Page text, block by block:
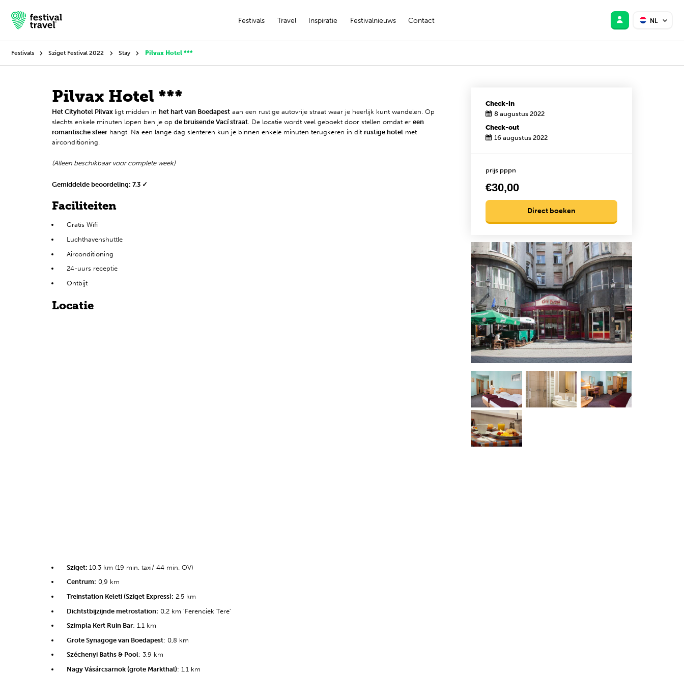
Festivals Travel Inspiratie Festivalnieuws Contact NL
Festivals
Travel
Inspiratie
Festivalnieuws
Contact
Mijn account
Engels
Festivals Sziget Festival 2022 Stay Pilvax Hotel ***
Pilvax Hotel ***
Het Cityhotel Pilvax ligt midden in het hart van Boedapest aan een rustige autovrije straat waar je heerlijk kunt wandelen. Op
slechts enkele minuten lopen ben je op de bruisende Vací straat . De locatie wordt veel geboekt door stellen omdat er een
romantische sfeer hangt. Na een lange dag slenteren kun je binnen enkele minuten terugkeren in dit rustige hotel met
airconditioning.
(Alleen beschikbaar voor complete week)
Gemiddelde beoordeling: 7,3 ✓
Faciliteiten
Gratis Wifi
Luchthavenshuttle
Airconditioning
24-uurs receptie
Ontbijt
Locatie
Sziget: 10,3 km (19 min. taxi/ 44 min. OV)
Centrum: 0,9 km
Treinstation Keleti (Sziget Express): 2,5 km
Dichtstbijzijnde metrostation: 0,2 km 'Ferenciek Tere'
Szimpla Kert Ruin Bar: 1,1 km
Grote Synagoge van Boedapest: 0,8 km
Széchenyi Baths & Pool: 3,9 km
Nagy Vásárcsarnok (grote Markthal): 1,1 km
Check-in
8 augustus 2022
Check-out
16 augustus 2022
prijs pppn
€30,00
Direct boeken